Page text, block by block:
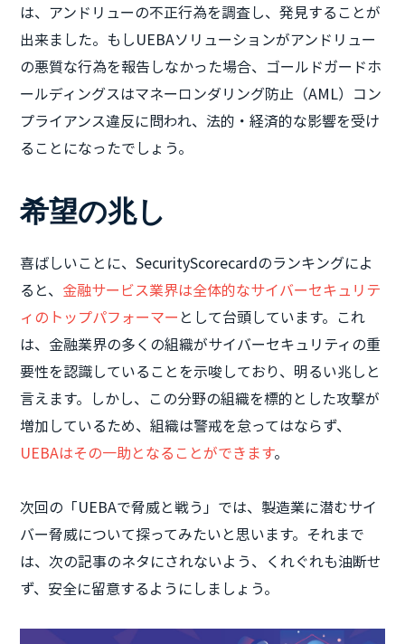
は、アンドリューの不正行為を調査し、発見することが
出来ました。もしUEBAソリューションがアンドリュー
の悪質な行為を報告しなかった場合、ゴールドガードホ
ールディングスはマネーロンダリング防止（AML）コン
プライアンス違反に問われ、法的・経済的な影響を受け
ることになったでしょう。
希望の兆し
喜ばしいことに、SecurityScorecardのランキングによ
ると、 金融サービス業界は全体的なサイバーセキュリテ
ィのトップパフォーマー として台頭しています。これ
は、金融業界の多くの組織がサイバーセキュリティの重
要性を認識していることを示唆しており、明るい兆しと
言えます。しかし、この分野の組織を標的とした攻撃が
増加しているため、組織は警戒を怠ってはならず、
UEBAはその一助となることができます。
次回の「UEBAで脅威と戦う」では、製造業に潜むサイ
バー脅威について探ってみたいと思います。それまで
は、次の記事のネタにされないよう、くれぐれも油断せ
ず、安全に留意するようにしましょう。